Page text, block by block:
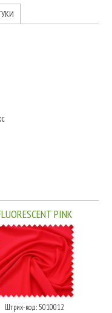
PINK
Штрих-код: 5010012